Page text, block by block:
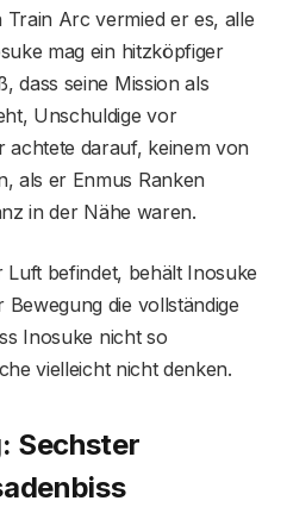
Arc vermied er es, alle
mag ein hitzköpfiger
dass seine Mission als
Unschuldige vor
achtete darauf, keinem von
als er Enmus Ranken
in der Nähe waren.
befindet, behält Inosuke
die vollständige
Inosuke nicht so
vielleicht nicht denken.
Sechster